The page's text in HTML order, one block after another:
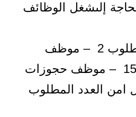
إلىشغل الوظائف
– مدير مبيعات العدد المطلوب 2 – موظف
استقبال العدد المطلوب 15 – موظف حجوزات
7 – رجال امن العدد المطلوب